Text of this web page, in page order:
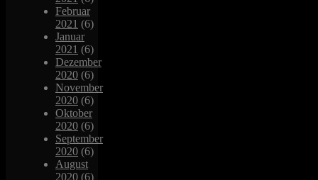
Februar
2021 (6)
Januar
2021 (6)
Dezember
2020 (6)
November
2020 (6)
Oktober
2020 (6)
September
2020 (6)
August
2020 (6)